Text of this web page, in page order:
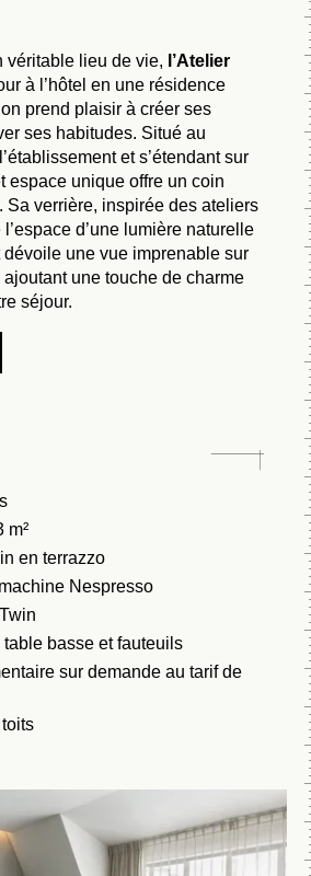
véritable lieu de vie, l’Atelier
à l’hôtel en une résidence
prend plaisir à créer ses
ses habitudes. Situé au
et s’étendant sur
espace unique offre un coin
Sa verrière, inspirée des ateliers
d’une lumière naturelle
une vue imprenable sur
ajoutant une touche de charme
séjour.
m²
en terrazzo
Nespresso
basse et fauteuils
sur demande au tarif de